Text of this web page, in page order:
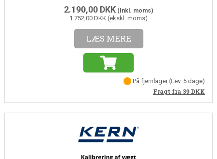
2.190,00 DKK (Inkl. moms)
1.752,00 DKK (ekskl. moms)
LÆS MERE
På fjernlager(Lev. 5 dage)
Fragt fra 39 DKK